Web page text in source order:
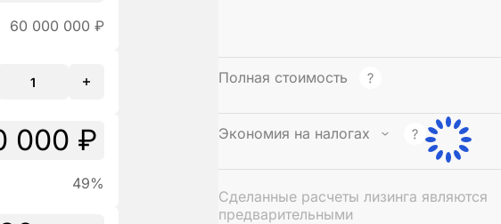
60 000 000 ₽
49%
Полная стоимость
Экономия на налогах
Сделанные расчеты лизинга являются
предварительными